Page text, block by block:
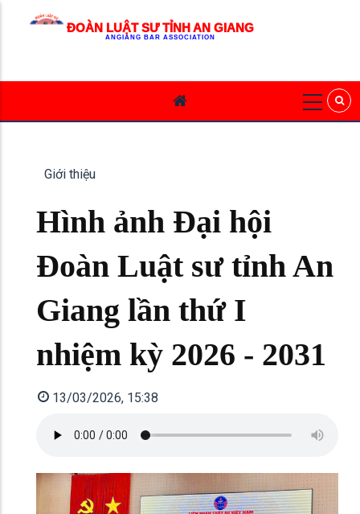
ĐOÀN LUẬT SƯ TỈNH AN GIANG
ANGIANG BAR ASSOCIATION
Giới thiệu
Hình ảnh Đại hội
Đoàn Luật sư tỉnh An
Giang lần thứ I
nhiệm kỳ 2026 - 2031
13/03/2026, 15:38